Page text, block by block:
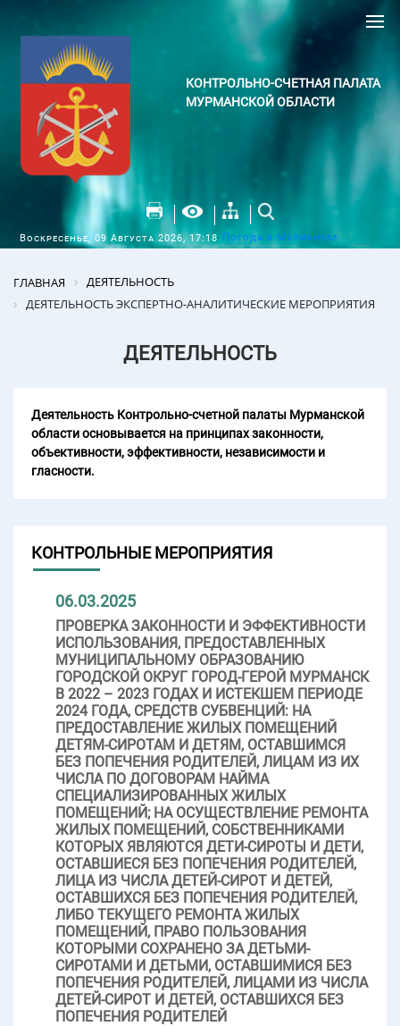
КОНТРОЛЬНО-СЧЕТНАЯ ПАЛАТА
МУРМАНСКОЙ ОБЛАСТИ
Воскресенье, 09 Августа 2026, 17:18 Погода в Мурманске
ГЛАВНАЯ
ДЕЯТЕЛЬНОСТЬ
ДЕЯТЕЛЬНОСТЬ ЭКСПЕРТНО-АНАЛИТИЧЕСКИЕ МЕРОПРИЯТИЯ
ДЕЯТЕЛЬНОСТЬ
Деятельность Контрольно-счетной палаты Мурманской
области основывается на принципах законности,
объективности, эффективности, независимости и
гласности.
КОНТРОЛЬНЫЕ МЕРОПРИЯТИЯ
06.03.2025
ПРОВЕРКА ЗАКОННОСТИ И ЭФФЕКТИВНОСТИ
ИСПОЛЬЗОВАНИЯ, ПРЕДОСТАВЛЕННЫХ
МУНИЦИПАЛЬНОМУ ОБРАЗОВАНИЮ
ГОРОДСКОЙ ОКРУГ ГОРОД-ГЕРОЙ МУРМАНСК
В 2022 – 2023 ГОДАХ И ИСТЕКШЕМ ПЕРИОДЕ
2024 ГОДА, СРЕДСТВ СУБВЕНЦИЙ: НА
ПРЕДОСТАВЛЕНИЕ ЖИЛЫХ ПОМЕЩЕНИЙ
ДЕТЯМ-СИРОТАМ И ДЕТЯМ, ОСТАВШИМСЯ
БЕЗ ПОПЕЧЕНИЯ РОДИТЕЛЕЙ, ЛИЦАМ ИЗ ИХ
ЧИСЛА ПО ДОГОВОРАМ НАЙМА
СПЕЦИАЛИЗИРОВАННЫХ ЖИЛЫХ
ПОМЕЩЕНИЙ; НА ОСУЩЕСТВЛЕНИЕ РЕМОНТА
ЖИЛЫХ ПОМЕЩЕНИЙ, СОБСТВЕННИКАМИ
КОТОРЫХ ЯВЛЯЮТСЯ ДЕТИ-СИРОТЫ И ДЕТИ,
ОСТАВШИЕСЯ БЕЗ ПОПЕЧЕНИЯ РОДИТЕЛЕЙ,
ЛИЦА ИЗ ЧИСЛА ДЕТЕЙ-СИРОТ И ДЕТЕЙ,
ОСТАВШИХСЯ БЕЗ ПОПЕЧЕНИЯ РОДИТЕЛЕЙ,
ЛИБО ТЕКУЩЕГО РЕМОНТА ЖИЛЫХ
ПОМЕЩЕНИЙ, ПРАВО ПОЛЬЗОВАНИЯ
КОТОРЫМИ СОХРАНЕНО ЗА ДЕТЬМИ-
СИРОТАМИ И ДЕТЬМИ, ОСТАВШИМИСЯ БЕЗ
ПОПЕЧЕНИЯ РОДИТЕЛЕЙ, ЛИЦАМИ ИЗ ЧИСЛА
ДЕТЕЙ-СИРОТ И ДЕТЕЙ, ОСТАВШИХСЯ БЕЗ
ПОПЕЧЕНИЯ РОДИТЕЛЕЙ